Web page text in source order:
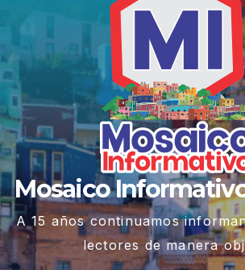
Mosaico
A 15 años continuamos
lectores de manera